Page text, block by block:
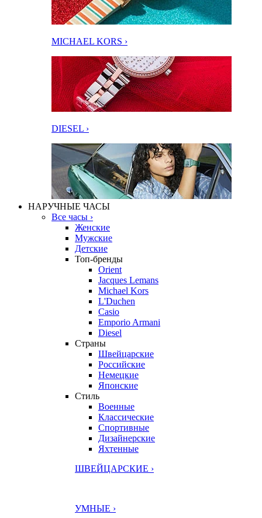
MICHAEL KORS ›
DIESEL ›
НАРУЧНЫЕ ЧАСЫ
Все часы ›
Женские
Мужские
Детские
Топ-бренды
Orient
Jacques Lemans
Michael Kors
L'Duchen
Casio
Emporio Armani
Diesel
Страны
Швейцарские
Российские
Немецкие
Японские
Стиль
Военные
Классические
Спортивные
Дизайнерские
Яхтенные
ШВЕЙЦАРСКИЕ ›
УМНЫЕ ›